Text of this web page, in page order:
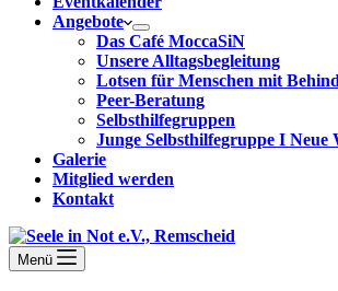
Angebote
Das Café MoccaSiN
Unsere Alltagsbegleitung
Lotsen für Menschen mit
Peer-Beratung
Selbsthilfegruppen
Junge Selbsthilfegruppe I Neue
Galerie
Mitglied werden
Kontakt
Menü